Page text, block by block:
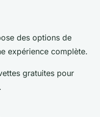
des options de
expérience complète.
gratuites pour